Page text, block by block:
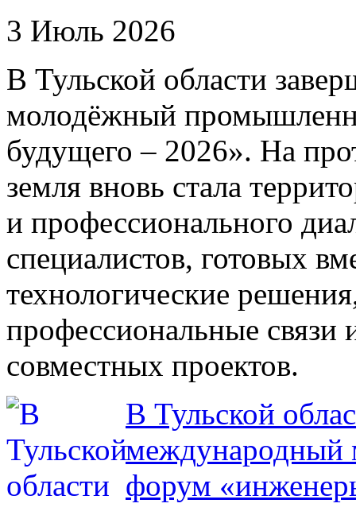
3 Июль 2026
В Тульской области
молодёжный
будущего – 2026». На
земля вновь стала
и профессионального
специалистов, готовых
технологические
профессиональные связи
совместных проектов.
В Тульской
форум